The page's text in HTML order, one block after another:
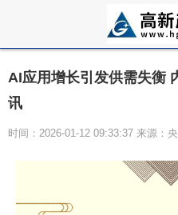
AI应用增长引发供需失衡
讯
时间：2026-01-12 09:33:37 来源：